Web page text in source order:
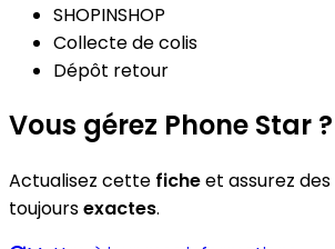
SHOPINSHOP
Collecte de colis
Dépôt retour
Vous gérez Phone Star ?
Actualisez cette ficheet assurez des
toujoursexactes.